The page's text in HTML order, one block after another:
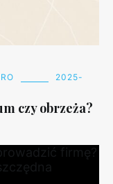
2025-
czy obrzeża?